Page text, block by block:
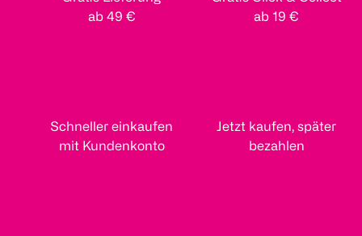
ab 49 €
ab 19 €
Schneller einkaufen
mit Kundenkonto
Jetzt kaufen, später
bezahlen